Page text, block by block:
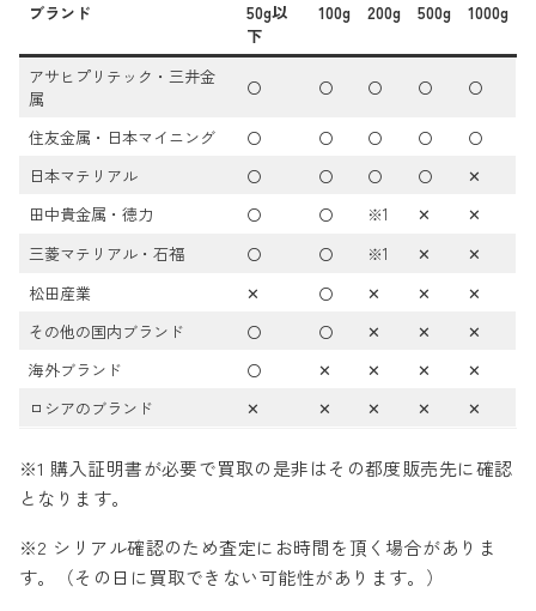
ブランド
50g以
下
100g 200g 500g 1000g
アサヒプリテック・三井金
属
〇 〇 〇 〇 〇
住友金属・日本マイニング 〇 〇 〇 〇
〇
日本マテリアル
〇 〇 〇 〇
✕
田中貴金属・徳力
〇 〇 ※1 ✕
✕
三菱マテリアル・石福
〇 〇 ※1 ✕
✕
松田産業
✕ 〇 ✕ ✕
✕
その他の国内ブランド
〇 〇 ✕ ✕
✕
海外ブランド
〇 ✕ ✕ ✕
✕
ロシアのブランド
✕ ✕ ✕ ✕ ✕
※1 購入証明書が必要で買取の是非はその都度販売先に確認
となります。
※2 シリアル確認のため査定にお時間を頂く場合がありま
す。（その日に買取できない可能性があります。）